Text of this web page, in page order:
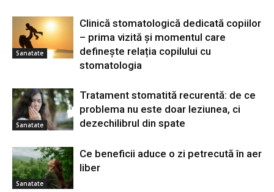
Sanatate
Clinică stomatologică dedicată copiilor
– prima vizită și momentul care
definește relația copilului cu
stomatologia
Sanatate
Tratament stomatită recurentă: de ce
problema nu este doar leziunea, ci
dezechilibrul din spate
Sanatate
Ce beneficii aduce o zi petrecută în aer
liber